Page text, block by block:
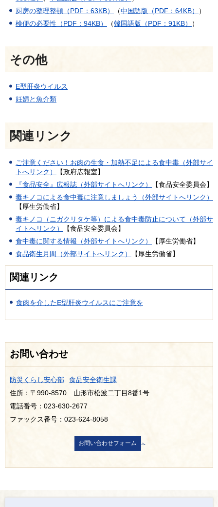
厨房の整理整頓（PDF：63KB）
（中国語版（PDF：64KB）
）
検便の必要性（PDF：94KB）
（韓国語版（PDF：91KB） ）
その他
E型肝炎ウイルス
妊婦と魚介類
関連リンク
ご注意ください！お肉の生食・加熱不足による食中毒（外部サイ
トへリンク）
【政府広報室】
『食品安全』広報誌（外部サイトへリンク）
【食品安全委員会】
毒キノコによる食中毒に注意しましょう（外部サイトへリンク）
【厚生労働省】
毒キノコ（ニガクリタケ等）による食中毒防止について（外部サ
イトへリンク）
【食品安全委員会】
食中毒に関する情報（外部サイトへリンク）
【厚生労働省】
食品衛生月間（外部サイトへリンク）
【厚生労働省】
関連リンク
食肉を介したE型肝炎ウイルスにご注意を
お問い合わせ
防災くらし安心部
食品安全衛生課
住所：〒990-8570 山形市松波二丁目8番1号
電話番号：023-630-2677
ファックス番号：023-624-8058